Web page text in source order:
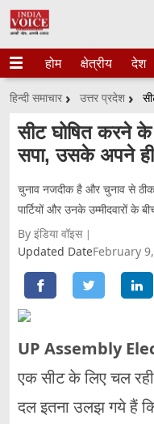
होम क्षेत्रीय देश
हिन्दी समाचार उत्तर प्रदेश
सीट घोषित करने
सपा, उसके अपने ही
चुनाव नजदीक है और चुनाव से
पार्टियों और उनके उम्मीदवारों के
By इंडिया वॉइस
Updated DateFebruary
UP Assembly
एक सीट के लिए चल रही
दल इतना उलझ गये हैं